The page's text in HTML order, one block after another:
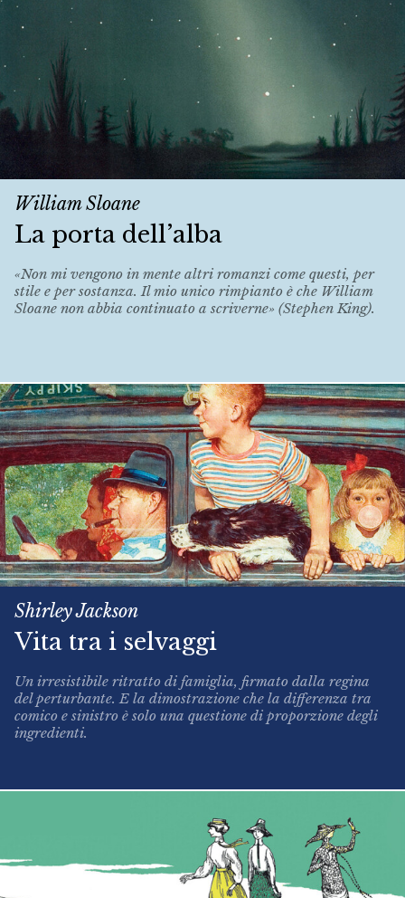
William Sloane
La porta dell’alba
«Non mi vengono in mente altri romanzi come questi, per
stile e per sostanza. Il mio unico rimpianto è che William
Sloane non abbia continuato a scriverne» (Stephen King).
Shirley Jackson
Vita tra i selvaggi
Un irresistibile ritratto di famiglia, firmato dalla regina
del perturbante. E la dimostrazione che la differenza tra
comico e sinistro è solo una questione di proporzione degli
ingredienti.